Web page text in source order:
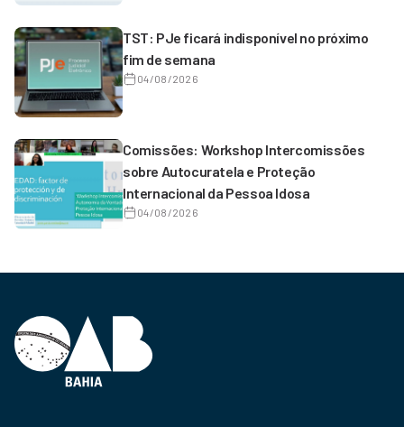
TST: PJe ficará indisponível no próximo
fim de semana
04/08/2026
Comissões: Workshop Intercomissões
sobre Autocuratela e Proteção
Internacional da Pessoa Idosa
04/08/2026